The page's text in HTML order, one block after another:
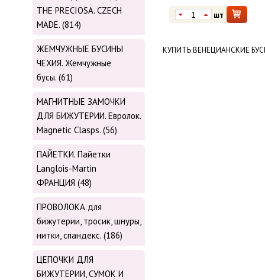
THE PRECIOSA. CZECH
MADE. (814)
ЖЕМЧУЖНЫЕ БУСИНЫ
ЧЕХИЯ. Жемчужные
бусы. (61)
МАГНИТНЫЕ ЗАМОЧКИ
ДЛЯ БИЖУТЕРИИ. Евролок.
Magnetic Сlasps. (56)
ПАЙЕТКИ. Пайетки
Langlois-Martin
ФРАНЦИЯ (48)
ПРОВОЛОКА для
бижутерии, тросик, шнуры,
нитки, cпандекс. (186)
ЦЕПОЧКИ ДЛЯ
БИЖУТЕРИИ, СУМОК И
шт
КУПИТЬ ВЕНЕЦИАНСКИЕ